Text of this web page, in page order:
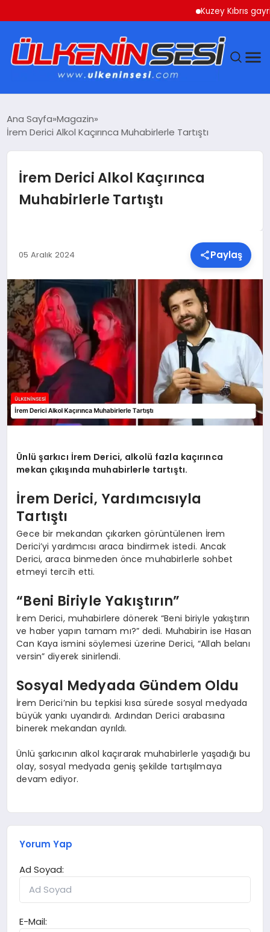
Kuzey Kıbrıs
GÜNDEM
MAGAZIN
SPOR
TEKNOLOJI
YAŞAM
MALATYA HABERLERI
Ana Sayfa Magazin
İrem Derici Alkol Kaçırınca Muhabirlerle Tartıştı
İrem Derici Alkol Kaçırınca
Muhabirlerle Tartıştı
05 Aralık 2024 Paylaş
Ünlü şarkıcı İrem Derici, alkolü fazla kaçırınca
mekan çıkışında muhabirlerle tartıştı.
İrem Derici, Yardımcısıyla
Tartıştı
Gece bir mekandan çıkarken görüntülenen İrem
Derici’yi yardımcısı araca bindirmek istedi. Ancak
Derici, araca binmeden önce muhabirlerle sohbet
etmeyi tercih etti.
“Beni Biriyle Yakıştırın”
İrem Derici, muhabirlere dönerek “Beni biriyle yakıştırın
ve haber yapın tamam mı?” dedi. Muhabirin ise Hasan
Can Kaya ismini söylemesi üzerine Derici, “Allah belanı
versin” diyerek sinirlendi.
Sosyal Medyada Gündem Oldu
İrem Derici’nin bu tepkisi kısa sürede sosyal medyada
büyük yankı uyandırdı. Ardından Derici arabasına
binerek mekandan ayrıldı.
Ünlü şarkıcının alkol kaçırarak muhabirlerle yaşadığı bu
olay, sosyal medyada geniş şekilde tartışılmaya
devam ediyor.
Yorum Yap
Ad Soyad:
E-Mail: